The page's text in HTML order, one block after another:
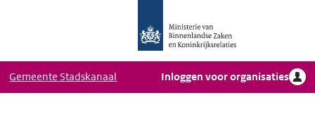
Ministerie
van
Binnenlandse
Zaken
en
Gemeente Stadskanaal Inloggen voor organisaties